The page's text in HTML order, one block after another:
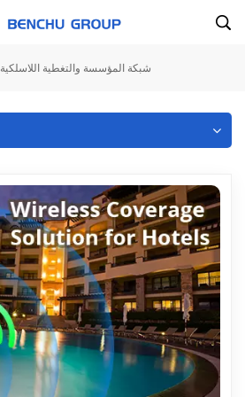
شبكة المؤسسة والتغطية اللاسلكية